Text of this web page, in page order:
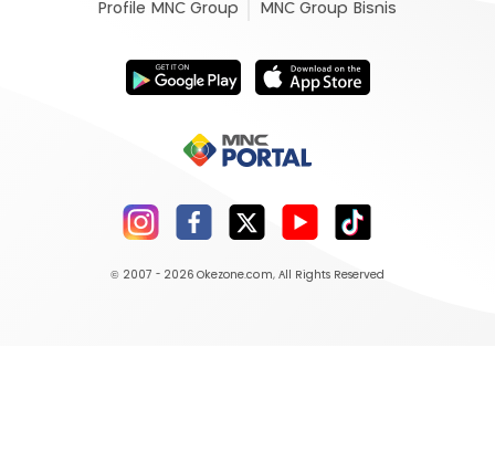
Profile MNC Group MNC Group Bisnis
© 2007 - 2026 Okezone.com, All Rights Reserved